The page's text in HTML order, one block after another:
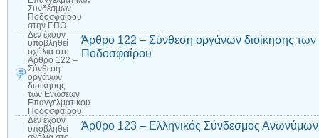
Συνδέσμων
Ποδοσφαίρου
στην ΕΠΟ
Δεν έχουν
υποβληθεί
σχόλια στο
Άρθρο 122 –
Σύνθεση
οργάνων
διοίκησης
των Ενώσεων
Επαγγελματικού
Ποδοσφαίρου
Άρθρο 122 – Σύνθεση οργάνων διοίκησης
Ποδοσφαίρου
Δεν έχουν
υποβληθεί
Άρθρο 123 – Ελληνικός Σύνδεσμος Ανωνύμων